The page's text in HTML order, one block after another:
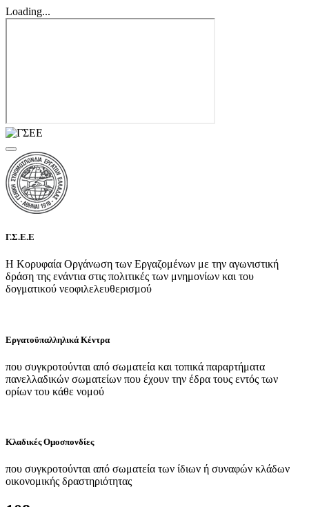
Loading...
Γ.Σ.Ε.Ε
Η Κορυφαία Οργάνωση των Εργαζομένων με την αγωνιστική
δράση της ενάντια στις πολιτικές των μνημονίων και του
δογματικού νεοφιλελευθερισμού
Εργατοϋπαλληλικά Κέντρα
που συγκροτούνται από σωματεία και τοπικά παραρτήματα
πανελλαδικών σωματείων που έχουν την έδρα τους εντός των
ορίων του κάθε νομού
Κλαδικές Ομοσπονδίες
που συγκροτούνται από σωματεία των ίδιων ή συναφών κλάδων
οικονομικής δραστηριότητας